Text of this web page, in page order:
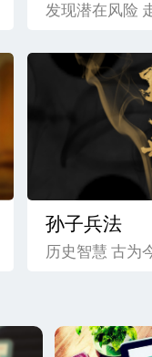
发现潜在风险
孙子兵法
历史智慧 古为